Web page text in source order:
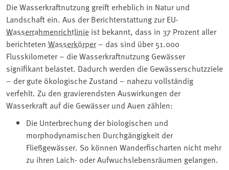
Die Wasserkraftnutzung greift erheblich in Natur und
Landschaft ein. Aus der Berichterstattung zur EU-
Wasserrahmenrichtlinie ist bekannt, dass in 37 Prozent aller
berichteten Wasserkörper– das sind über 51.000
Flusskilometer – die Wasserkraftnutzung Gewässer
signifikant belastet. Dadurch werden die Gewässerschutzziele
– der gute ökologische Zustand – nahezu vollständig
verfehlt. Zu den gravierendsten Auswirkungen der
Wasserkraft auf die Gewässer und Auen zählen:
Die Unterbrechung der biologischen und
morphodynamischen Durchgängigkeit der
Fließgewässer. So können Wanderfischarten nicht mehr
zu ihren Laich- oder Aufwuchslebensräumen gelangen.